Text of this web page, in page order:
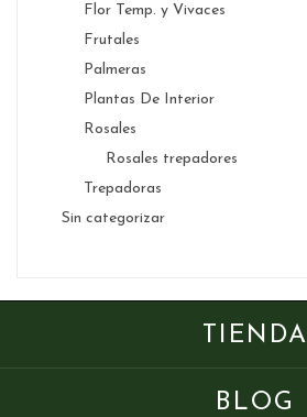
Flor Temp. y Vivaces
Frutales
Palmeras
Plantas De Interior
Rosales
Rosales trepadores
Trepadoras
Sin categorizar
TIENDA
BLOG